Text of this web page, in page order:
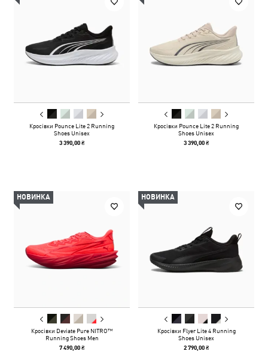
Кросівки Pounce Lite 2 Running
Shoes Unisex
3 390,00 ₴
Кросівки Pounce Lite 2 Running
Shoes Unisex
3 390,00 ₴
НОВИНКА
Кросівки Deviate Pure NITRO™
Running Shoes Men
7 490,00 ₴
НОВИНКА
Кросівки Flyer Lite 4 Running
Shoes Unisex
2 790,00 ₴